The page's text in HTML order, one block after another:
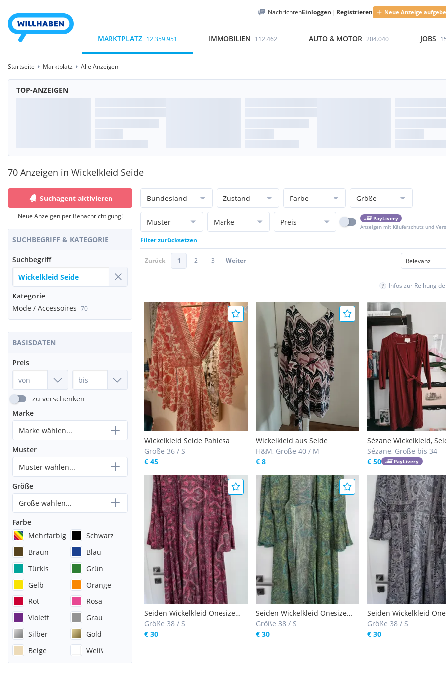
NachrichtenEinloggen | Registrieren Neue Anzeige
MARKTPLATZ 12.359.951 IMMOBILIEN 112.462 AUTO & MOTOR 204.040 JOBS
Startseite Marktplatz Alle Anzeigen
TOP-ANZEIGEN
70 Anzeigen in Wickelkleid Seide
Suchagent aktivieren
Neue Anzeigen per Benachrichtigung!
SUCHBEGRIFF & KATEGORIE
Suchbegriff
Kategorie
Mode / Accessoires 70
BASISDATEN
Preis
zu verschenken
Marke
Marke wählen...
Muster
Muster wählen...
Größe
Größe wählen...
Farbe
Mehrfarbig
Schwarz
Braun
Blau
Türkis
Grün
Gelb
Orange
Rot
Rosa
Violett
Grau
Silber
Gold
Beige
Weiß
Bundesland Zustand Farbe Größe
Muster Marke Preis
PayLivery
Anzeigen mit Käuferschutz und
Filter zurücksetzen
Zurück 1 2 3 Weiter
Infos zur Reihung
Wickelkleid Seide Pahiesa
Größe 36 / S
€ 45
Wickelkleid aus Seide
H&M, Größe 40 / M
€ 8
Sézane Wickelkleid,
Sézane, Größe bis 34
€ 50
PayLivery
Seiden Wickelkleid Onesize
Bohobabes
Größe 38 / S
€ 30
Seiden Wickelkleid Onesize
Bohobabes
Größe 38 / S
€ 30
Seiden Wickelkleid
Bohobabes
Größe 38 / S
€ 30